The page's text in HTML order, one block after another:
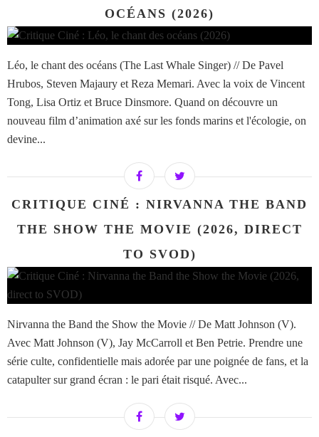
OCÉANS (2026)
Léo, le chant des océans (The Last Whale Singer) // De Pavel
Hrubos, Steven Majaury et Reza Memari. Avec la voix de Vincent
Tong, Lisa Ortiz et Bruce Dinsmore. Quand on découvre un
nouveau film d’animation axé sur les fonds marins et l'écologie, on
devine...
CRITIQUE CINÉ : NIRVANNA THE BAND
THE SHOW THE MOVIE (2026, DIRECT
TO SVOD)
Nirvanna the Band the Show the Movie // De Matt Johnson (V).
Avec Matt Johnson (V), Jay McCarroll et Ben Petrie. Prendre une
série culte, confidentielle mais adorée par une poignée de fans, et la
catapulter sur grand écran : le pari était risqué. Avec...